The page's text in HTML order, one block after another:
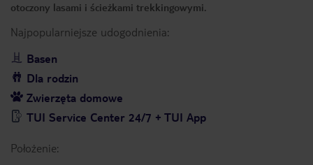
otoczony lasami i ścieżkami trekkingowymi.
Najpopularniejsze udogodnienia:
Basen
Dla rodzin
Zwierzęta domowe
TUI Service Center 24/7 + TUI App
Położenie: